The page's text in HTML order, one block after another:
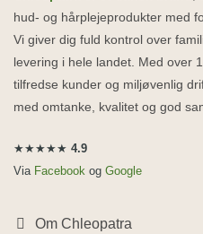
hud- og hårplejeprodukter med
Vi giver dig fuld kontrol over
levering i hele landet. Med over
tilfredse kunder og miljøvenlig
med omtanke, kvalitet og god
★★★★★ 4.9
Via Facebook og Google
Om Chleopatra